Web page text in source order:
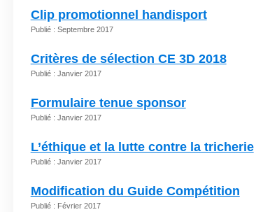
Clip promotionnel handisport
Publié : Septembre 2017
Critères de sélection CE 3D 2018
Publié : Janvier 2017
Formulaire tenue sponsor
Publié : Janvier 2017
L’éthique et la lutte contre la tricherie
Publié : Janvier 2017
Modification du Guide Compétition
Publié : Février 2017